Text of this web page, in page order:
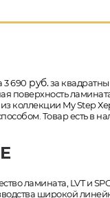
3 690 руб.за
поверхность
коллекции My Step
Товар есть в
ламината, LVT и
широкой